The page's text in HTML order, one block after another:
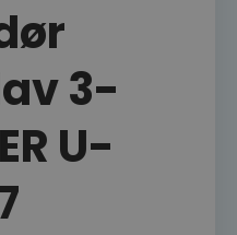
3-
U-